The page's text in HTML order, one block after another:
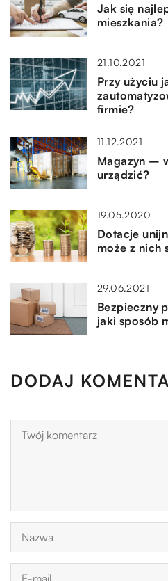
Jak się
mieszkania?
21.10.2021
Przy użyciu
firmie?
11.12.2021
Magazyn –
urządzić?
19.05.2020
Dotacje
może z nich
29.06.2021
Bezpieczny
jaki sposób
DODAJ